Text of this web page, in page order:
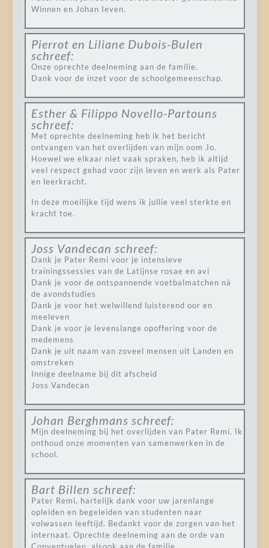
Winnen en Johan Ieven.
Pierrot en Liliane Dubois-Bulen
schreef:
Onze oprechte deelneming aan de familie.
Dank voor de inzet voor de schoolgemeenschap.
Esther & Filippo Novello-Partouns
schreef:
Met oprechte deelneming heb ik het bericht
ontvangen van het overlijden van mijn oom Jo.
Hoewel we elkaar niet vaak spraken, heb ik altijd
veel respect gehad voor zijn leven en werk als Pater
en leerkracht.
In deze moeilijke tijd wens ik jullie veel sterkte en
kracht toe.
Joss Vandecan schreef:
Dank je Pater Remi voor je intensieve
trainingssessies van de Latijnse rosae en avi
Dank je voor de ontspannende voetbalmatchen nà
de avondstudies
Dank je voor het welwillend luisterend oor en
meeleven
Dank je voor je levenslange opoffering voor de
medemens
Dank je uit naam van zoveel mensen uit Landen en
omstreken
Innige deelname bij dit afscheid
Joss Vandecan
Johan Berghmans schreef:
Mijn deelneming bij het overlijden van Pater Remi. Ik
onthoud onze momenten van samenwerken in de
school.
Bart Billen schreef:
Pater Remi, hartelijk dank voor uw jarenlange
opleiden en begeleiden van studenten naar
volwassen leeftijd. Bedankt voor de zorgen van het
internaat. Oprechte deelneming aan de orde van